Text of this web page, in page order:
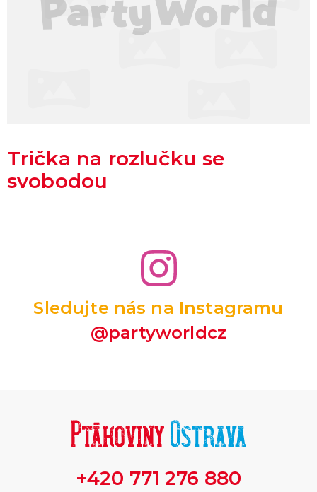
Trička na rozlučku se
svobodou
Sledujte nás na Instagramu
@partyworldcz
+420 771 276 880